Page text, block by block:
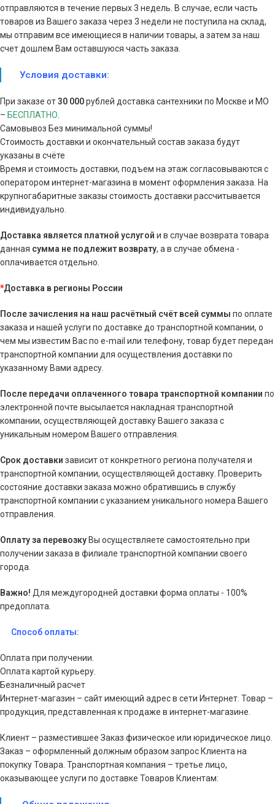
отправляются в течение первых 3 недель. В случае, если часть
товаров из Вашего заказа через 3 недели не поступила на склад,
мы отправим все имеющиеся в наличии товары, а затем за наш
счет дошлем Вам оставшуюся часть заказа.
Условия доставки:
При заказе от30 000рублей доставка сантехники по Москве и МО
– БЕСПЛАТНО
Самовывоз Без минимальной суммы!
Стоимость доставки и окончательный состав заказа будут
указаны в счёте
Время и стоимость доставки, подъем на этаж согласовываются с
оператором интернет-магазина в момент оформления заказа. На
крупногабаритные заказы стоимость доставки рассчитывается
индивидуально.
Доставка является платной услугой и в случае возврата товара
данная сумма не подлежит возврату, а в случае обмена -
оплачивается отдельно.
*Доставка в регионы России
После зачисления на наш расчётный счёт всей суммы по оплате
заказа и нашей услуги по доставке до транспортной компании, о
чем мы известим Вас по e-mail или телефону, товар будет передан
транспортной компании для осуществления доставки по
указанному Вами адресу.
После передачи оплаченного товара транспортной компании по
электронной почте высылается накладная транспортной
компании, осуществляющей доставку Вашего заказа с
уникальным номером Вашего отправления.
Срок доставки зависит от конкретного региона получателя и
транспортной компании, осуществляющей доставку. Проверить
состояние доставки заказа можно обратившись в службу
транспортной компании с указанием уникального номера Вашего
отправления.
Оплату за перевозку Вы осуществляете самостоятельно при
получении заказа в филиале транспортной компании своего
города.
Важно! Для междугородней доставки форма оплаты - 100%
предоплата.
Способ оплаты:
Оплата при получении.
Оплата картой курьеру.
Безналичный расчет
Интернет-магазин – сайт имеющий адрес в сети Интернет. Товар –
продукция, представленная к продаже в интернет-магазине.
Клиент – разместившее Заказ физическое или юридическое лицо.
Заказ – оформленный должным образом запрос Клиента на
покупку Товара. Транспортная компания – третье лицо,
оказывающее услуги по доставке Товаров Клиентам: